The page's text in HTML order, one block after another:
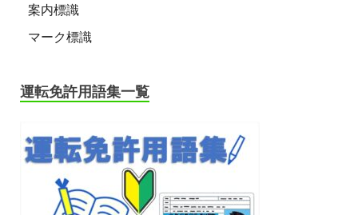
案内標識
マーク標識
運転免許用語集一覧